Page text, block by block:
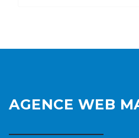
AGENCE WEB